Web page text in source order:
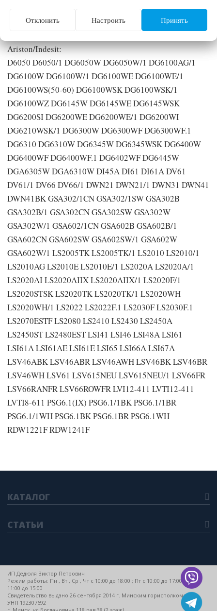
Данный список моделей может быть не полным, если
Вашей модели нет в списке, это не значит, что данная
Ariston/Indesit:
D6050 D6050/1 DG6050W DG6050W/1 DG6100AG/1
DG6100W DG6100W/1 DG6100WE DG6100WE/1
DG6100WS(50-60) DG6100WSK DG6100WSK/1
DG6100WZ DG6145W DG6145WE DG6145WSK
DG6200SI DG6200WE DG6200WE/1 DG6200WI
DG6210WSK/1 DG6300W DG6300WF DG6300WF.1
DG6310 DG6310W DG6345W DG6345WSK DG6400W
DG6400WF DG6400WF.1 DG6402WF DG6445W
DGA6305W DGA6310W DI45A DI61 DI61A DV61
DV61/1 DV66 DV66/1 DWN21 DWN21/1 DWN31 DWN41
DWN41BK GSA302/1CN GSA302/1SW GSA302B
GSA302B/1 GSA302CN GSA302SW GSA302W
GSA302W/1 GSA602/1CN GSA602B GSA602B/1
GSA602CN GSA602SW GSA602SW/1 GSA602W
GSA602W/1 LS2005TK LS2005TK/1 LS2010 LS2010/1
LS2010AG LS2010E LS2010E/1 LS2020A LS2020A/1
LS2020AI LS2020AIIX LS2020AIIX/1 LS2020F/1
LS2020STSK LS2020TK LS2020TK/1 LS2020WH
LS2020WH/1 LS2022 LS2022F.1 LS2030F LS2030F.1
LS2070ESTF LS2080 LS2410 LS2430 LS2450A
LS2450ST LS2480EST LSI41 LSI46 LSI48A LSI61
LSI61A LSI61AE LSI61E LSI65 LSI66A LSI67A
LSV46ABK LSV46ABR LSV46AWH LSV46BK LSV46BR
LSV46WH LSV61 LSV615NEU LSV615NEU/1 LSV66FR
LSV66RANFR LSV66ROWFR LVI12-411 LVTI12-411
LVTI8-611 PSG6.1(IX) PSG6.1/1BK PSG6.1/1BR
PSG6.1/1WH PSG6.1BK PSG6.1BR PSG6.1WH
RDW1221F RDW1241F
КАТАЛОГ
СТАТЬИ
ИП Дедюля Виктор Петрович
Режим работы: Пн , Вт , Ср , Чт c 10:00 до 18:00 ; Пт c 10:00 до 17:00 ; Сб c
11:00 до 15:00
Свидетельство выдано 26 сентября 2014 г. Минским горисполкомом
УНП 192307692
г. Минск, ул Богдановича 118 пав 38 (2 этаж)
Отклонить Настроить Принять